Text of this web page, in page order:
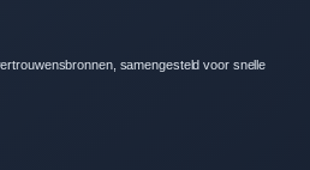
samengesteld voor snelle